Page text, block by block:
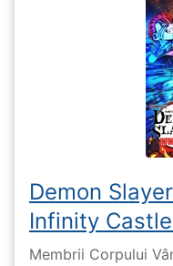
Demon
Infinity
Membrii Corpului